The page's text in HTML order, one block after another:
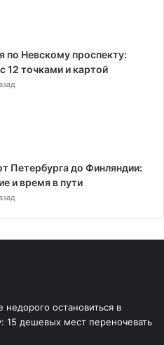
по Невскому проспекту:
12 точками и картой
Петербурга до Финляндии:
и время в пути
недорого остановиться в
15 дешевых мест переночевать